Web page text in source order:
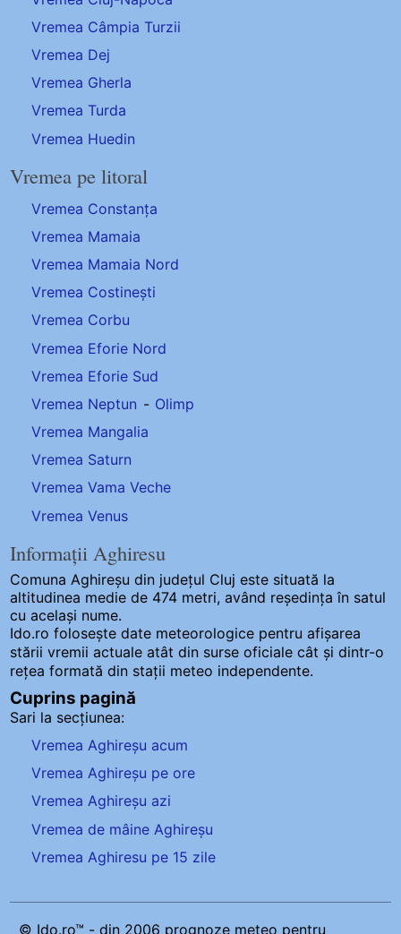
Vremea Câmpia Turzii
Vremea Dej
Vremea Gherla
Vremea Turda
Vremea Huedin
Vremea pe litoral
Vremea Constanța
Vremea Mamaia
Vremea Mamaia Nord
Vremea Costinești
Vremea Corbu
Vremea Eforie Nord
Vremea Eforie Sud
Vremea Neptun - Olimp
Vremea Mangalia
Vremea Saturn
Vremea Vama Veche
Vremea Venus
Informații Aghiresu
Comuna Aghireșu din județul Cluj este situată la
altitudinea medie de 474 metri, având reședința în satul
cu același nume.
Ido.ro folosește date meteorologice pentru afișarea
stării vremii actuale atât din surse oficiale cât și dintr-o
rețea formată din stații meteo independente.
Cuprins pagină
Sari la secțiunea:
Vremea Aghireșu acum
Vremea Aghireșu pe ore
Vremea Aghireșu azi
Vremea de mâine Aghireșu
Vremea Aghiresu pe 15 zile
© Ido.ro™ - din 2006 prognoze meteo pentru